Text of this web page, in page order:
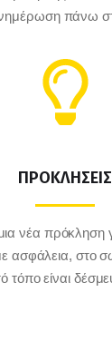
πάνω
ΠΡΟΚΛΗΣΕΙΣ
νέα πρόκληση
ασφάλεια, στο
τόπο είναι